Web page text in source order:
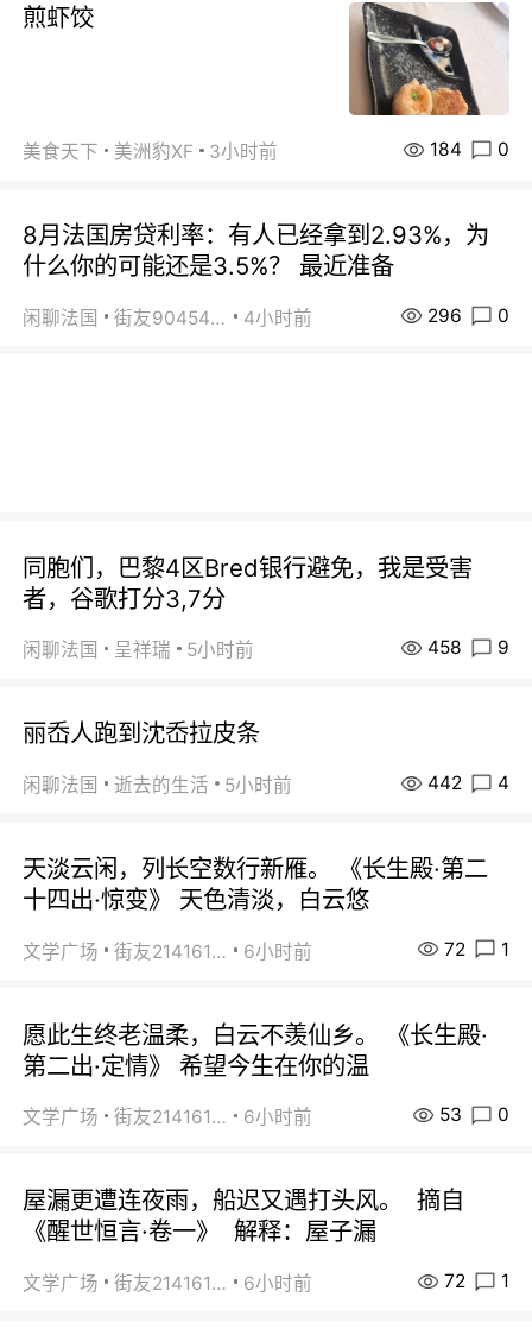
煎虾饺
美食天下 美洲豹XF 3小时前 184 0
8月法国房贷利率：有人已经拿到2.93%，为
什么你的可能还是3.5%？ 最近准备
闲聊法国 街友90454511 4小时前 296 0
同胞们，巴黎4区Bred银行避免，我是受害
者，谷歌打分3,7分
闲聊法国 呈祥瑞 5小时前 458 9
丽岙人跑到沈岙拉皮条
闲聊法国 逝去的生活 5小时前 442 4
天淡云闲，列长空数行新雁。 《长生殿·第二
十四出·惊变》 天色清淡，白云悠
文学广场 街友21416156 6小时前 72 1
愿此生终老温柔，白云不羡仙乡。 《长生殿·
第二出·定情》 希望今生在你的温
文学广场 街友21416156 6小时前 53 0
屋漏更遭连夜雨，船迟又遇打头风。 摘自
《醒世恒言·卷一》 解释：屋子漏
文学广场 街友21416156 6小时前 72 1